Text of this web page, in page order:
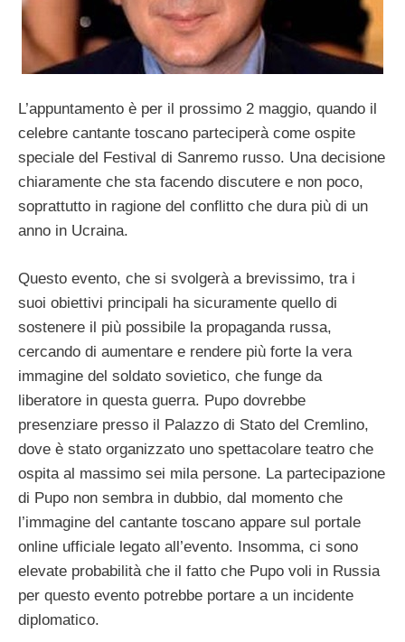
L’appuntamento è per il prossimo 2 maggio, quando il
celebre cantante toscano parteciperà come ospite
speciale del Festival di Sanremo russo. Una decisione
chiaramente che sta facendo discutere e non poco,
soprattutto in ragione del conflitto che dura più di un
anno in Ucraina.
Questo evento, che si svolgerà a brevissimo, tra i
suoi obiettivi principali ha sicuramente quello di
sostenere il più possibile la propaganda russa,
cercando di aumentare e rendere più forte la vera
immagine del soldato sovietico, che funge da
liberatore in questa guerra. Pupo dovrebbe
presenziare presso il Palazzo di Stato del Cremlino,
dove è stato organizzato uno spettacolare teatro che
ospita al massimo sei mila persone. La partecipazione
di Pupo non sembra in dubbio, dal momento che
l’immagine del cantante toscano appare sul portale
online ufficiale legato all’evento. Insomma, ci sono
elevate probabilità che il fatto che Pupo voli in Russia
per questo evento potrebbe portare a un incidente
diplomatico.